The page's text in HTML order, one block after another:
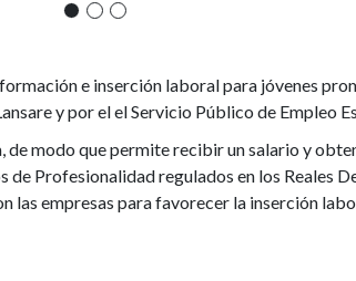
e inserción laboral para jóvenes
y por el el Servicio Público de Empleo
modo que permite recibir un salario y
Profesionalidad regulados en los Reales
las empresas para favorecer la inserción